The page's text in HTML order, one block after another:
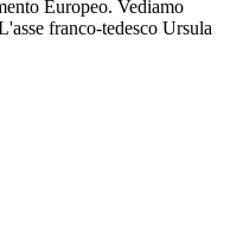
Europeo. Vediamo
franco-tedesco Ursula